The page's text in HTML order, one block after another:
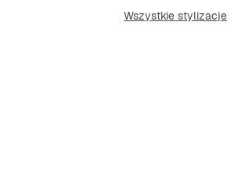
Wszystkie stylizacje